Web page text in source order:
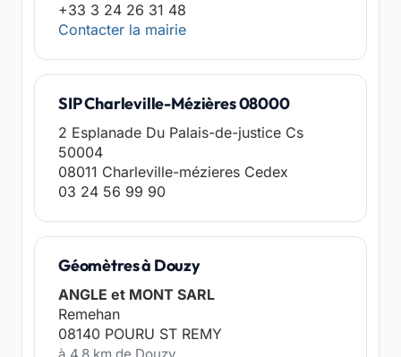
+33 3 24 26 31 48
Contacter la mairie
SIP Charleville-Mézières 08000
2 Esplanade Du Palais-de-justice Cs
50004
08011 Charleville-mézieres Cedex
03 24 56 99 90
Géomètres à Douzy
ANGLE et MONT SARL
Remehan
08140 POURU ST REMY